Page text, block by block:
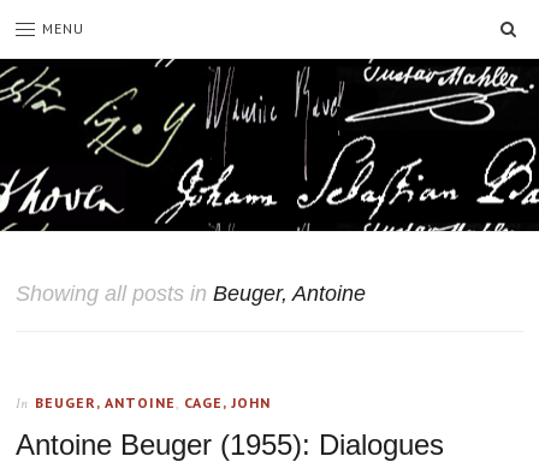
MENU
Showing all posts inBeuger, Antoine
In BEUGER, ANTOINE , CAGE, JOHN
Antoine Beuger (1955): Dialogues